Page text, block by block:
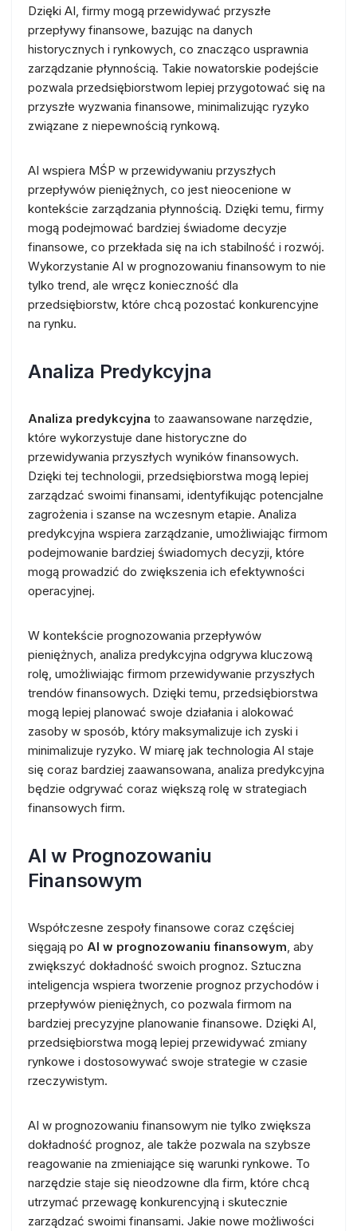
Dzięki AI, firmy mogą przewidywać przyszłe
przepływy finansowe, bazując na danych
historycznych i rynkowych, co znacząco usprawnia
zarządzanie płynnością. Takie nowatorskie podejście
pozwala przedsiębiorstwom lepiej przygotować się na
przyszłe wyzwania finansowe, minimalizując ryzyko
związane z niepewnością rynkową.
AI wspiera MŚP w przewidywaniu przyszłych
przepływów pieniężnych, co jest nieocenione w
kontekście zarządzania płynnością. Dzięki temu, firmy
mogą podejmować bardziej świadome decyzje
finansowe, co przekłada się na ich stabilność i rozwój.
Wykorzystanie AI w prognozowaniu finansowym to nie
tylko trend, ale wręcz konieczność dla
przedsiębiorstw, które chcą pozostać konkurencyjne
na rynku.
Analiza Predykcyjna
Analiza predykcyjna to zaawansowane narzędzie,
które wykorzystuje dane historyczne do
przewidywania przyszłych wyników finansowych.
Dzięki tej technologii, przedsiębiorstwa mogą lepiej
zarządzać swoimi finansami, identyfikując potencjalne
zagrożenia i szanse na wczesnym etapie. Analiza
predykcyjna wspiera zarządzanie, umożliwiając firmom
podejmowanie bardziej świadomych decyzji, które
mogą prowadzić do zwiększenia ich efektywności
operacyjnej.
W kontekście prognozowania przepływów
pieniężnych, analiza predykcyjna odgrywa kluczową
rolę, umożliwiając firmom przewidywanie przyszłych
trendów finansowych. Dzięki temu, przedsiębiorstwa
mogą lepiej planować swoje działania i alokować
zasoby w sposób, który maksymalizuje ich zyski i
minimalizuje ryzyko. W miarę jak technologia AI staje
się coraz bardziej zaawansowana, analiza predykcyjna
będzie odgrywać coraz większą rolę w strategiach
finansowych firm.
AI w Prognozowaniu
Finansowym
Współczesne zespoły finansowe coraz częściej
sięgają po AI w prognozowaniu finansowym, aby
zwiększyć dokładność swoich prognoz. Sztuczna
inteligencja wspiera tworzenie prognoz przychodów i
przepływów pieniężnych, co pozwala firmom na
bardziej precyzyjne planowanie finansowe. Dzięki AI,
przedsiębiorstwa mogą lepiej przewidywać zmiany
rynkowe i dostosowywać swoje strategie w czasie
rzeczywistym.
AI w prognozowaniu finansowym nie tylko zwiększa
dokładność prognoz, ale także pozwala na szybsze
reagowanie na zmieniające się warunki rynkowe. To
narzędzie staje się nieodzowne dla firm, które chcą
utrzymać przewagę konkurencyjną i skutecznie
zarządzać swoimi finansami. Jakie nowe możliwości